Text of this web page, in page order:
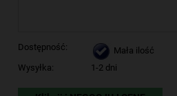
Dostępność:
Mała ilość
Wysyłka:
1-2 dni